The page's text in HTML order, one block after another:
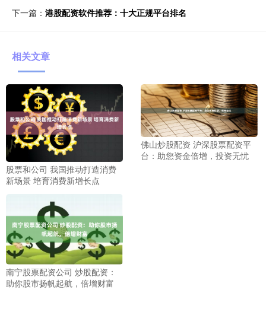
下一篇： 港股配资软件推荐：十大正规平台排名
相关文章
股票和公司 我国推动打造消费
新场景 培育消费新增长点
佛山炒股配资 沪深股票配资平
台：助您资金倍增，投资无忧
南宁股票配资公司 炒股配资：
助你股市扬帆起航，倍增财富